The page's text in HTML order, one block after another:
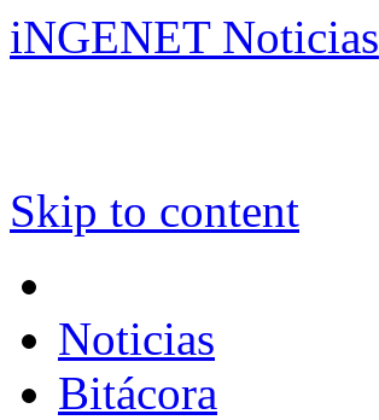
iNGENET Noticias
Skip to content
Noticias
Bitácora